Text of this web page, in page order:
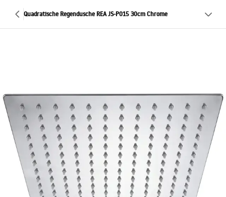
Quadratische Regendusche REA JS-P015 30cm Chrome